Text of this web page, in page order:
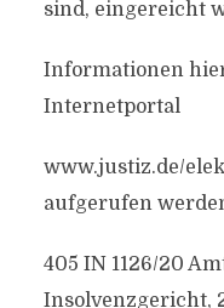
sind, eingereicht
Informationen
Internetportal
www.justiz.de/
aufgerufen
405 IN 1126/20
Insolvenzgericht,